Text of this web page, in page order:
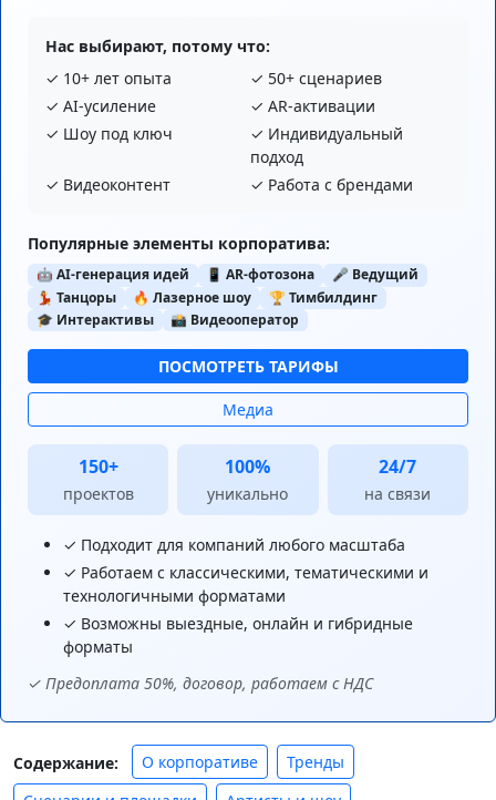
Нас выбирают, потому что:
✓ 10+ лет опыта
✓ 50+ сценариев
✓ AI‑усиление
✓ AR‑активации
✓ Шоу под ключ
✓ Индивидуальный
подход
✓ Видеоконтент
✓ Работа с брендами
Популярные элементы корпоратива:
🤖 AI‑генерация идей 📱 AR‑фотозона
🎤 Ведущий
💃 Танцоры
🔥 Лазерное шоу
🏆 Тимбилдинг
🎓 Интерактивы
📸 Видеооператор
ПОСМОТРЕТЬ ТАРИФЫ
Медиа
150+
проектов
100%
уникально
24/7
на связи
✓ Подходит для компаний любого масштаба
✓ Работаем с классическими, тематическими и
технологичными форматами
✓ Возможны выездные, онлайн и гибридные
форматы
✓ Предоплата 50%, договор, работаем с НДС
Содержание: О корпоративе
Тренды